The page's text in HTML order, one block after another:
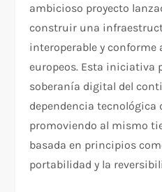
ambicioso proyecto
construir una
interoperable y conforme
europeos. Esta iniciativa
soberanía digital del
dependencia tecnológica
promoviendo al mismo
basada en principios
portabilidad y la